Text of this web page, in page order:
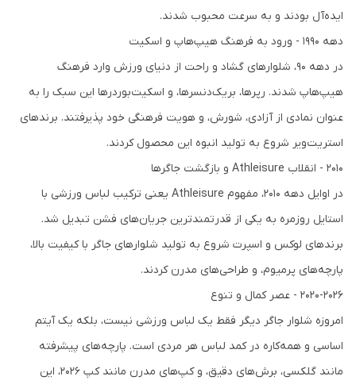
ایده‌آل بودند و به سرعت محبوب شدند.
دهه 1990 - ورود به فرهنگ هیپ‌هاپ و اسکیت
در دهه 90، شلوارهای گشاد و راحت از دنیای ورزش وارد فرهنگ
هیپ‌هاپ شدند. رپرها، بریک‌دنسرها، و اسکیت‌بوردرها این سبک را به
عنوان نمادی از آزادی، شورش، و هویت فرهنگی خود پذیرفتند. برندهای
استریت‌ویر شروع به تولید انبوه این محصول کردند.
2010 - انقلاب Athleisure و بازگشت جاگرها
در اوایل دهه 2010، مفهوم Athleisure یعنی ترکیب لباس ورزشی با
استایل روزمره به یکی از قدرتمندترین جریان‌های فشن تبدیل شد.
برندهای لوکس و اسپرت شروع به تولید شلوارهای جاگر با کیفیت بالا،
پارچه‌های پرمیوم، و طراحی‌های مدرن کردند.
2020-2026 - عصر کمال و تنوع
امروزه شلوار جاگر دیگر فقط یک لباس ورزشی نیست، بلکه یک آیتم
اساسی و همه‌کاره در کمد لباس هر مردی است. پارچه‌های پیشرفته
مانند گلکسی، برش‌های دقیق، و کپ‌های مدرن مانند کپ 2026، این